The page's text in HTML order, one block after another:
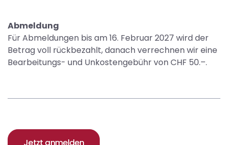
Abmeldung
Für Abmeldungen bis am 16. Februar 2027 wird der
Betrag voll rückbezahlt, danach verrechnen wir eine
Bearbeitungs- und Unkostengebühr von CHF 50.–.